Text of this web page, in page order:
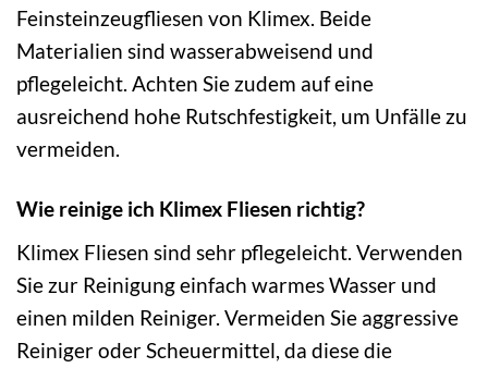
Feinsteinzeugfliesen von Klimex. Beide
Materialien sind wasserabweisend und
pflegeleicht. Achten Sie zudem auf eine
ausreichend hohe Rutschfestigkeit, um Unfälle zu
vermeiden.
Wie reinige ich Klimex Fliesen richtig?
Klimex Fliesen sind sehr pflegeleicht. Verwenden
Sie zur Reinigung einfach warmes Wasser und
einen milden Reiniger. Vermeiden Sie aggressive
Reiniger oder Scheuermittel, da diese die